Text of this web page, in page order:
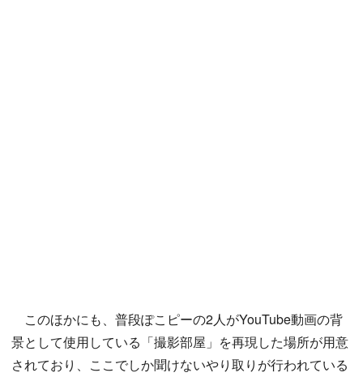
このほかにも、普段ぽこピーの2人がYouTube動画の背
景として使用している「撮影部屋」を再現した場所が用意
されており、ここでしか聞けないやり取りが行われている